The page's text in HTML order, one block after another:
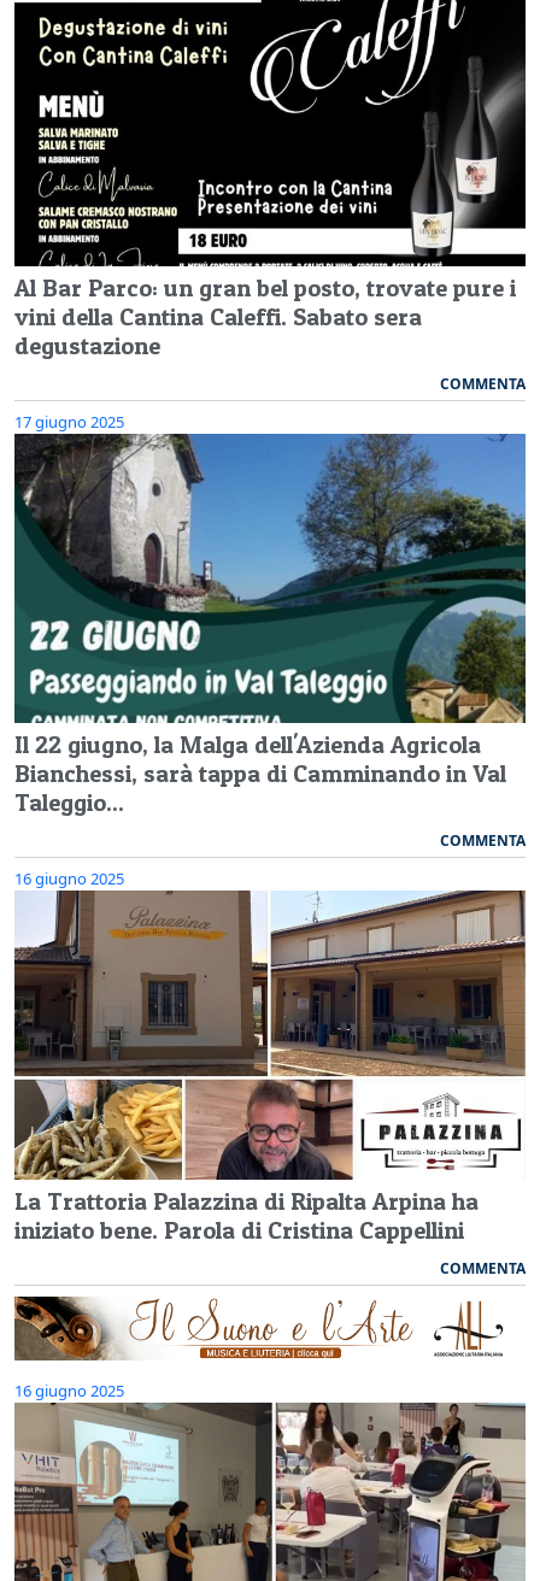
Al Bar Parco: un gran bel posto, trovate pure i
vini della Cantina Caleffi. Sabato sera
degustazione
COMMENTA
17 giugno 2025
Il 22 giugno, la Malga dell'Azienda Agricola
Bianchessi, sarà tappa di Camminando in Val
Taleggio...
COMMENTA
16 giugno 2025
La Trattoria Palazzina di Ripalta Arpina ha
iniziato bene. Parola di Cristina Cappellini
COMMENTA
16 giugno 2025